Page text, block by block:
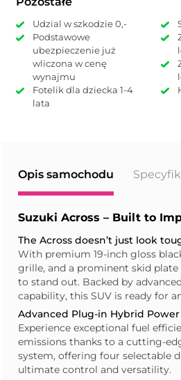
Udzial w szkodzie 0,-
Podstawowe
ubezpieczenie już
wliczona w cenę
wynajmu
Fotelik dla dziecka 1-4
lata
Opis samochodu
Suzuki Across – Built to
The Across doesn’t just look
With premium 19-inch gloss
grille, and a prominent skid plate
to stand out. Backed by
capability, this SUV is ready for
Advanced Plug-in Hybrid Power
Experience exceptional fuel
emissions thanks to a cutting-
system, offering four selectable
ultimate control and versatility.